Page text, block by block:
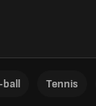
ball Tennis